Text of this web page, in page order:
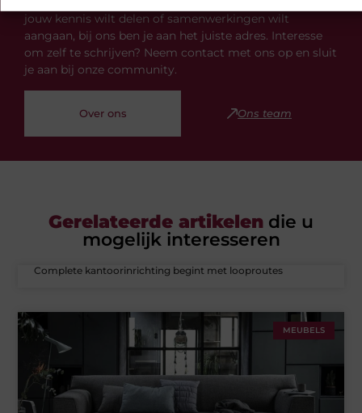
jouw kennis wilt delen of samenwerkingen wilt
aangaan, bij ons ben je aan het juiste adres. Interesse
om zelf te schrijven? Neem contact met ons op en sluit
je aan bij onze community.
Over ons Ons team
Gerelateerde artikelen die u
mogelijk interesseren
Complete kantoorinrichting begint met looproutes
MEUBELS